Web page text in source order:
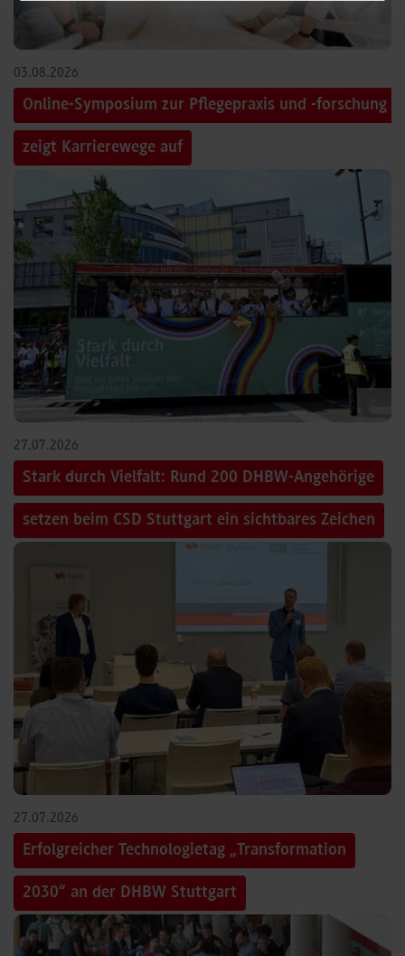
03.08.2026
Online-Symposium zur Pflegepraxis und -forschung
zeigt Karrierewege auf
27.07.2026
Stark durch Vielfalt: Rund 200 DHBW-Angehörige
setzen beim CSD Stuttgart ein sichtbares Zeichen
27.07.2026
Erfolgreicher Technologietag „Transformation
2030“ an der DHBW Stuttgart